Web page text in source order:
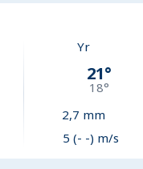
Yr
21°
18°
2,7 mm
5 (- -) m/s